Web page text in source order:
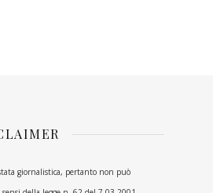
giornalistica, pertanto non può